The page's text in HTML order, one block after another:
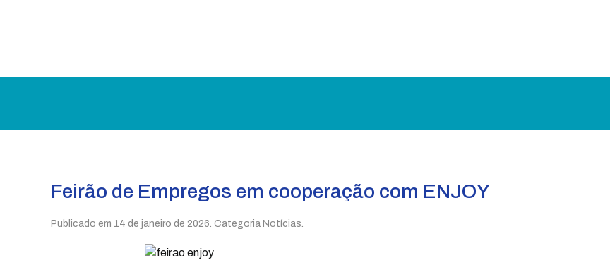
Feirão de Empregos em cooperação com ENJOY
Publicado em 14 de janeiro de 2026 . Categoria Notícias.